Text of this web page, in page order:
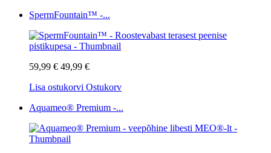
SpermFountain™ -...
59,99 € 49,99 €
Lisa ostukorvi Ostukorv
Aquameo® Premium -...